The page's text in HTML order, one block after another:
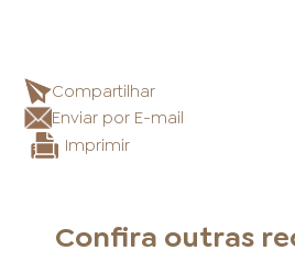
Compartilhar
Enviar por E-mail
Imprimir
Confira outras